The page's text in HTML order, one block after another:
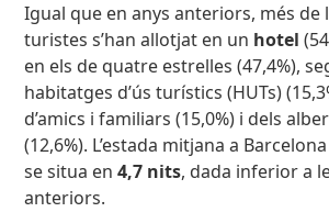
Igual que en anys anteriors, més de
turistes s’han allotjat en un hotel
en els de quatre estrelles (47,4%),
habitatges d’ús turístics (HUTs)
d’amics i familiars (15,0%) i dels
(12,6%). L’estada mitjana a
se situa en4,7 nits, dada inferior a
anteriors.